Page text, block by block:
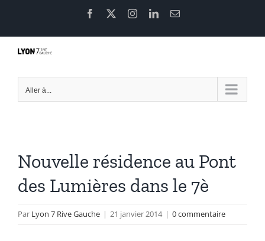
contenu
Facebook InstagramLinkedInEmail
Aller à...
Nouvelle résidence au Pont
des Lumières dans le 7è
Par Lyon 7 Rive Gauche | 21 janvier 2014 | 0 commentaire